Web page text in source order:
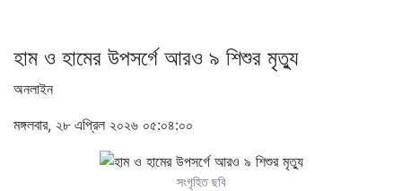
হাম ও হামের উপসর্গে আরও ৯ শিশুর মৃত্যু
অনলাইন
মঙ্গলবার, ২৮ এপ্রিল ২০২৬ ০৫:০৪:০০
সংগৃহিত ছবি